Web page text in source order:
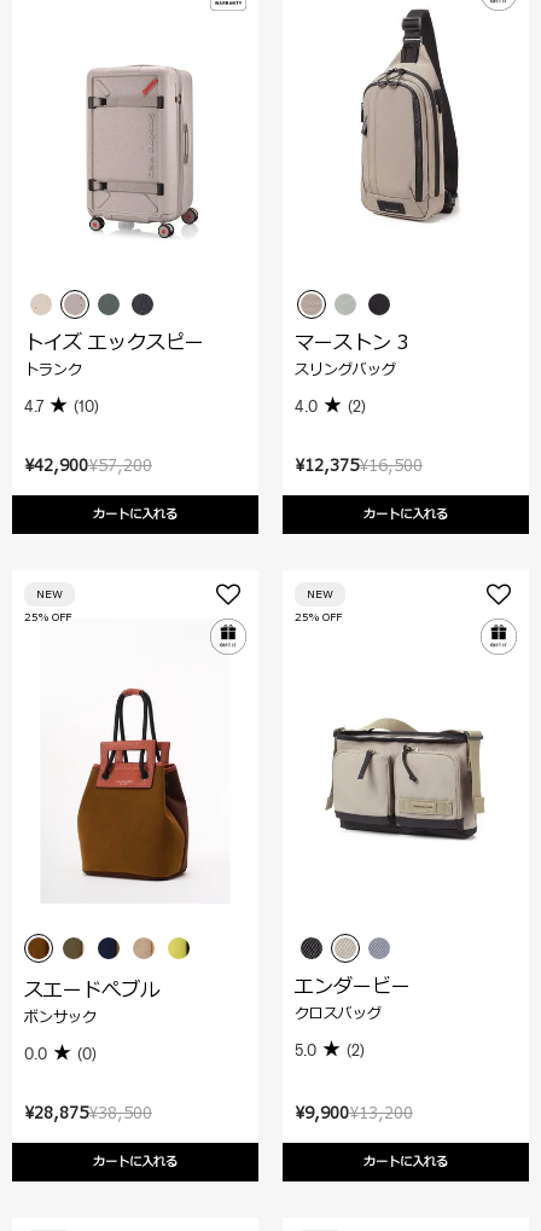
¥57,200
¥42,900
カートに入れる
トイズ エックスピー
トランク
4.7 (10)
¥16,500
¥12,375
カートに入れる
マーストン 3
スリングバッグ
4.0 (2)
¥38,500
¥28,875
カートに入れる
25% OFF
NEW
スエードぺブル
ボンサック
0.0 (0)
¥13,200
¥9,900
カートに入れる
25% OFF
NEW
エンダービー
クロスバッグ
5.0 (2)